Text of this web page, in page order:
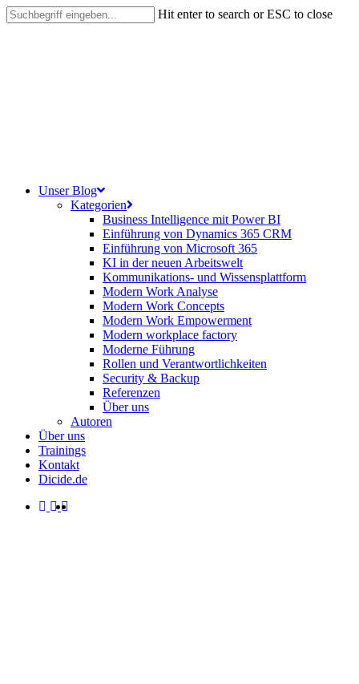
Skip
to
Hit enter to search or ESC to close
search
Menu
Unser Blog
Kategorien
Business Intelligence mit Power BI
Einführung von Dynamics 365 CRM
Einführung von Microsoft 365
KI in der neuen Arbeitswelt
Kommunikations- und Wissensplattform
Modern Work Analyse
Modern Work Concepts
Modern Work Empowerment
Modern workplace factory
Moderne Führung
Rollen und Verantwortlichkeiten
Security & Backup
Referenzen
Über uns
Autoren
Über uns
Trainings
Kontakt
Dicide.de
facebook
linkedin
instagram